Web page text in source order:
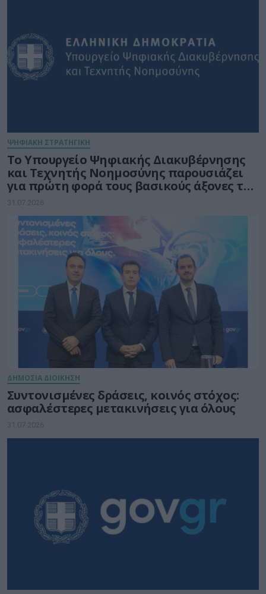
ΨΗΦΙΑΚΗ ΣΤΡΑΤΗΓΙΚΗ
Το Υπουργείο Ψηφιακής Διακυβέρνησης
και Τεχνητής Νοημοσύνης παρουσιάζει
για πρώτη φορά τους βασικούς άξονες του
νέου Εθνικού Διαστημικού Προγράμματος
31.07.2026
ΔΗΜΟΣΙΑ ΔΙΟΙΚΗΣΗ
Συντονισμένες δράσεις, κοινός στόχος:
ασφαλέστερες μετακινήσεις για όλους
31.07.2026